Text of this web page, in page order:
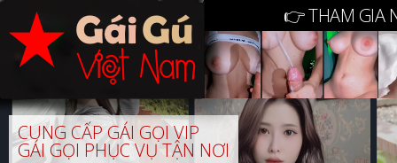
👉 THAM GIA
CUNG CẤP GÁI GỌI VIP
GÁI GỌI PHỤC VỤ TẬN NƠI